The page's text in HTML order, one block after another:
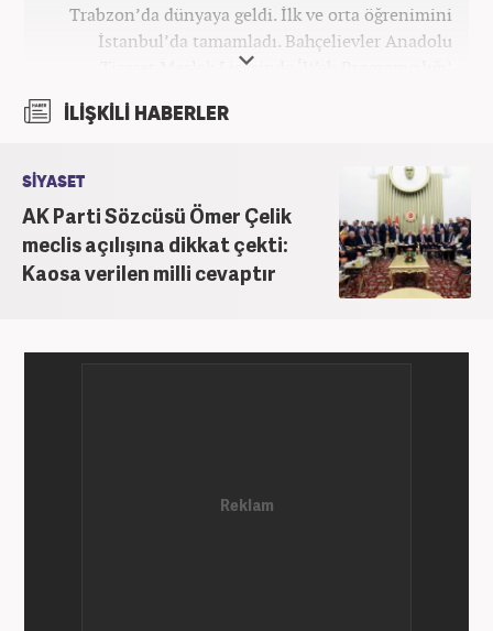
Trabzon’da dünyaya geldi. İlk ve orta öğrenimini
İstanbul’da tamamladı. Bahçelievler Anadolu
Ticaret Meslek Lisesinde ‘Web Programcılığı’
Atatürk Üniversitesinde ‘Yeni Medya ve Gazetecilik’
2011 yılında attı. 13 yıllık profesyonel meslek
hayatında SEO içerik ve muhabirlik de dahil olmak
üzere ağırlıklı olarak gündem, dünya, ekonomi, spor
ve teknoloji kategorilerinde birçok haber ve
röportaja imza atarak galeri ve video hazırladı.
Bahadır Alemdar, meslek hayatına Haber7.com'da
İLİŞKİLİ HABERLER
SİYASET
AK Parti Sözcüsü Ömer Çelik
meclis açılışına dikkat çekti:
Kaosa verilen milli cevaptır